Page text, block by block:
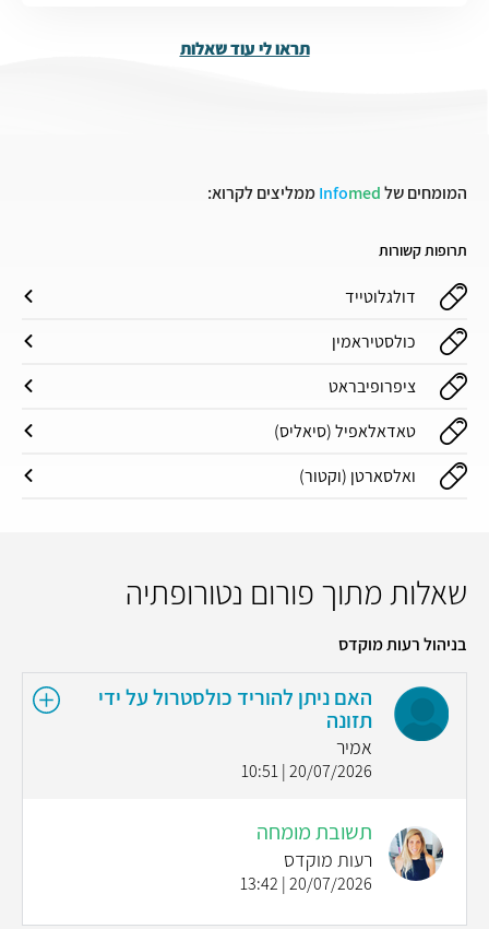
תראו לי עוד שאלות
המומחים של Infomed ממליצים לקרוא:
תרופות קשורות
דולגלוטייד
כולסטיראמין
ציפרופיבראט
טאדאלאפיל (סיאליס)
ואלסארטן (וקטור)
שאלות מתוך פורום נטורופתיה
בניהול רעות מוקדס
האם ניתן להוריד כולסטרול על ידי
תזונה
אמיר
20/07/2026 | 10:51
תשובת מומחה
רעות מוקדס
20/07/2026 | 13:42